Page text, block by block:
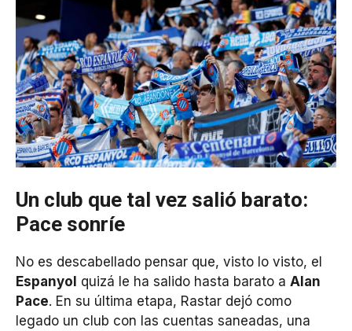
Un club que tal vez salió barato:
Pace sonríe
No es descabellado pensar que, visto lo visto, el
Espanyol quizá le ha salido hasta barato a Alan
Pace. En su última etapa, Rastar dejó como
legado un club con las cuentas saneadas, una